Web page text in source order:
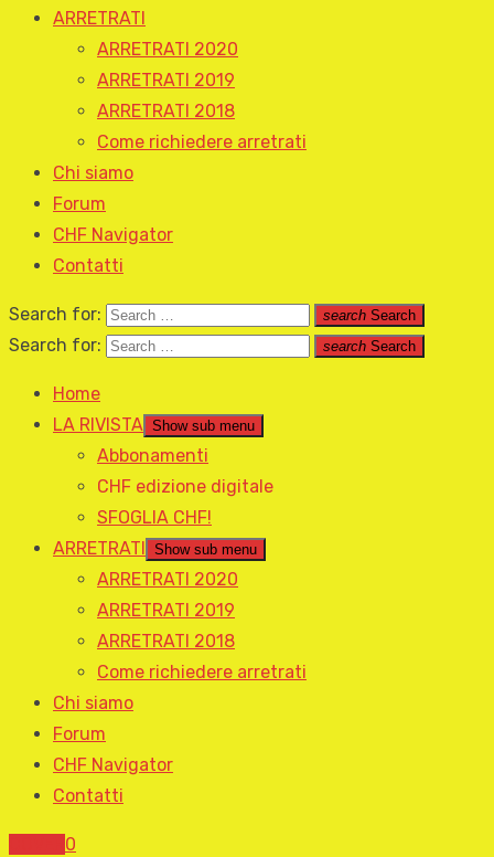
ARRETRATI
ARRETRATI 2020
ARRETRATI 2019
ARRETRATI 2018
Come richiedere arretrati
Chi siamo
Forum
CHF Navigator
Contatti
Search for: search Search
Search for: search Search
Home
LA RIVISTA Show sub menu
Abbonamenti
CHF edizione digitale
SFOGLIA CHF!
ARRETRATI
Show sub menu
ARRETRATI 2020
ARRETRATI 2019
ARRETRATI 2018
Come richiedere arretrati
Chi siamo
Forum
CHF Navigator
Contatti
0